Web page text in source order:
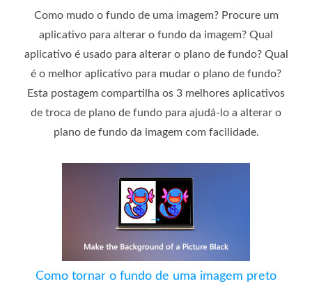
Como mudo o fundo de uma imagem? Procure um
aplicativo para alterar o fundo da imagem? Qual
aplicativo é usado para alterar o plano de fundo? Qual
é o melhor aplicativo para mudar o plano de fundo?
Esta postagem compartilha os 3 melhores aplicativos
de troca de plano de fundo para ajudá-lo a alterar o
plano de fundo da imagem com facilidade.
Como tornar o fundo de uma imagem preto